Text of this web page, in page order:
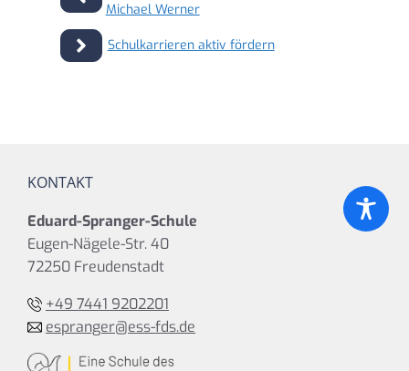
Michael Werner
Schulkarrieren aktiv fördern
KONTAKT
Eduard-Spranger-Schule
Eugen-Nägele-Str. 40
72250 Freudenstadt
+49 7441 9202201
espranger@ess-fds.de